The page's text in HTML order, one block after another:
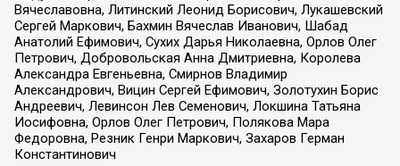
Вячеславовна, Литинский Леонид Борисович, Лукашевский
Сергей Маркович, Бахмин Вячеслав Иванович, Шабад
Анатолий Ефимович, Сухих Дарья Николаевна, Орлов Олег
Петрович, Добровольская Анна Дмитриевна, Королева
Александра Евгеньевна, Смирнов Владимир
Александрович, Вицин Сергей Ефимович, Золотухин Борис
Андреевич, Левинсон Лев Семенович, Локшина Татьяна
Иосифовна, Орлов Олег Петрович, Полякова Мара
Федоровна, Резник Генри Маркович, Захаров Герман
Константинович